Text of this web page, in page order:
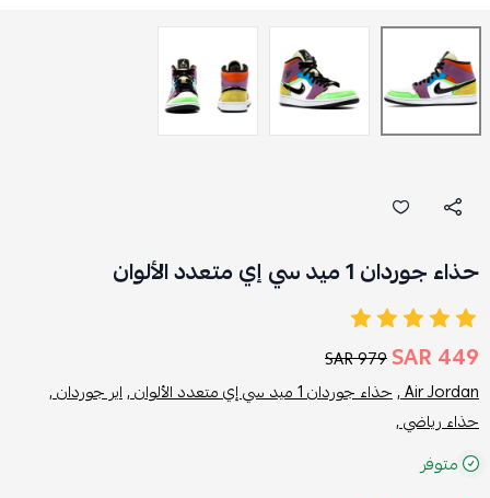
حذاء جوردان 1 ميد سي إي متعدد الألوان
449 SAR
979 SAR
Air Jordan , حذاء جوردان 1 ميد سي إي متعدد الألوان ,
اير جوردان ,
حذاء رياضي ,
متوفر